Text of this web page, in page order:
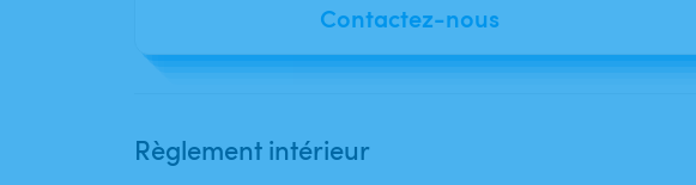
Contactez-nous
Règlement intérieur